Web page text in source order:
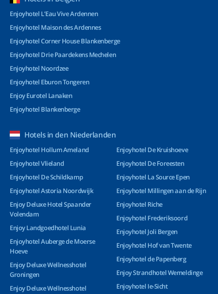
Enjoyhotel L’Eau Vive Ardennen
Enjoyhotel Maison des Ardennes
Enjoyhotel Corner House Blankenberge
Enjoyhotel Drie Paardekens Mechelen
Enjoyhotel Noordzee
Enjoyhotel Eburon Tongeren
Enjoy Eurotel Lanaken
Enjoyhotel Blankenberge
Hotels in den Niederlanden
Enjoyhotel Hollum Ameland
Enjoyhotel Vlieland
Enjoyhotel De Schildkamp
Enjoyhotel Astoria Noordwijk
Enjoy Deluxe Hotel Spaander
Volendam
Enjoy Landgoedhotel Lunia
Enjoyhotel Auberge de Moerse
Hoeve
Enjoy Deluxe Wellnesshotel
Groningen
Enjoy Deluxe Wellnesshotel
Enjoyhotel De Kruishoeve
Enjoyhotel De Foreesten
Enjoyhotel La Source Epen
Enjoyhotel Millingen aan de Rijn
Enjoyhotel Riche
Enjoyhotel Frederiksoord
Enjoyhotel Joli Bergen
Enjoyhotel Hof van Twente
Enjoyhotel de Papenberg
Enjoy Strandhotel Wemeldinge
Enjoyhotel Ie-Sicht